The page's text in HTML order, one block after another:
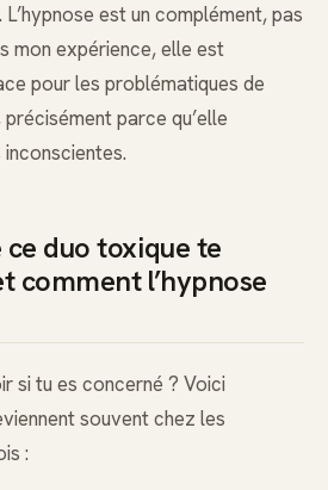
est un complément, pas
mon expérience, elle est
pour les problématiques de
parce qu’elle
ce duo toxique te
comment l’hypnose
si tu es concerné ? Voici
souvent chez les
: